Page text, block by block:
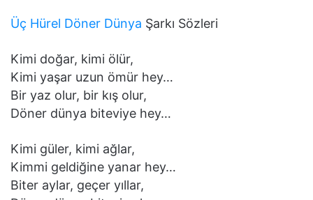
Üç Hürel Döner Dünya Şarkı Sözleri
Kimi doğar, kimi ölür,
Kimi yaşar uzun ömür hey…
Bir yaz olur, bir kış olur,
Döner dünya biteviye hey…
Kimi güler, kimi ağlar,
Kimmi geldiğine yanar hey…
Biter aylar, geçer yıllar,